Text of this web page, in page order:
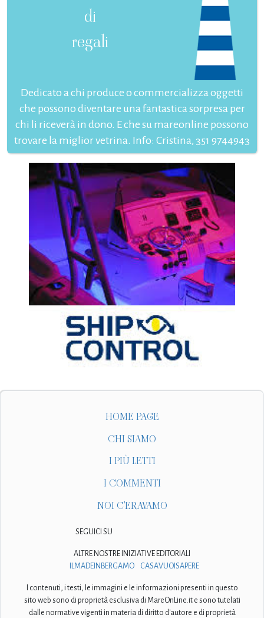
di
regali
Dedicato a chi produce o commercializza oggetti
che possono diventare una fantastica sorpresa per
chi li riceverà in dono. E che su mareonline possono
trovare la miglior vetrina. Info: Cristina, 351 9744943
HOME PAGE
CHI SIAMO
I PIÙ LETTI
I COMMENTI
NOI C'ERAVAMO
SEGUICI SU
ALTRE NOSTRE INIZIATIVE EDITORIALI
ILMADEINBERGAMO
CASAVUOISAPERE
I contenuti, i testi, le immagini e le informazioni presenti in questo
sito web sono di proprietà esclusiva di MareOnLine.it e sono tutelati
dalle normative vigenti in materia di diritto d'autore e di proprietà